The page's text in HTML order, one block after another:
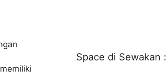
Space di Sewakan :